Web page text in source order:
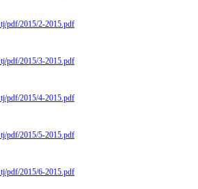
pdf/2015/2-2015.pdf
pdf/2015/3-2015.pdf
pdf/2015/4-2015.pdf
pdf/2015/5-2015.pdf
pdf/2015/6-2015.pdf